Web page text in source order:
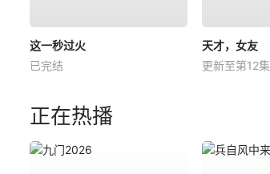
这一秒过火
已完结
天才，女友
更新至第12集
正在热播